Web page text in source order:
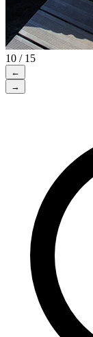
10 / 15
←
→